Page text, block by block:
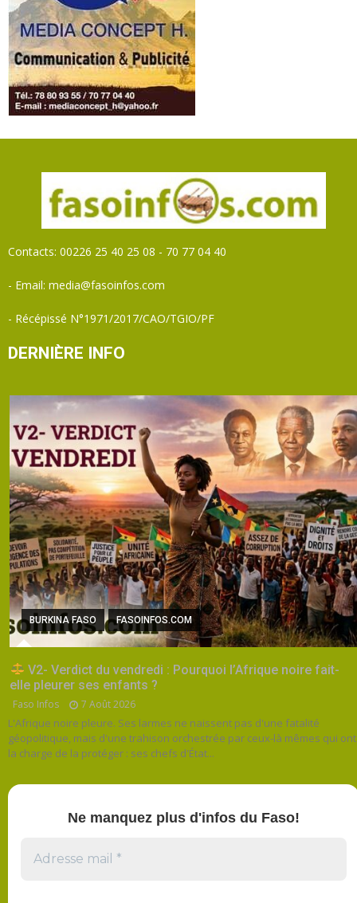
Contacts: 00226 25 40 25 08 - 70 77 04 40
- Email: media@fasoinfos.com
- Récépissé N°1971/2017/CAO/TGIO/PF
DERNIÈRE INFO
BURKINA FASO FASOINFOS.COM
V2- Verdict du vendredi : Pourquoi l’Afrique noire fait-
elle pleurer ses enfants ?
Faso Infos 7 Août 2026
L'Afrique noire pleure. Ses larmes ne naissent pas d'une fatalité
géopolitique, mais d'une trahison orchestrée par ceux-là mêmes qui ont
la charge de la protéger : ses chefs d'État...
Ne manquez plus d'infos du Faso!